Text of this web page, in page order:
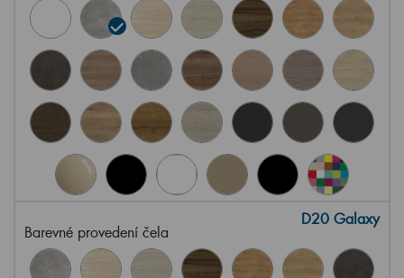
Barevné provedení čela
D20 Galaxy